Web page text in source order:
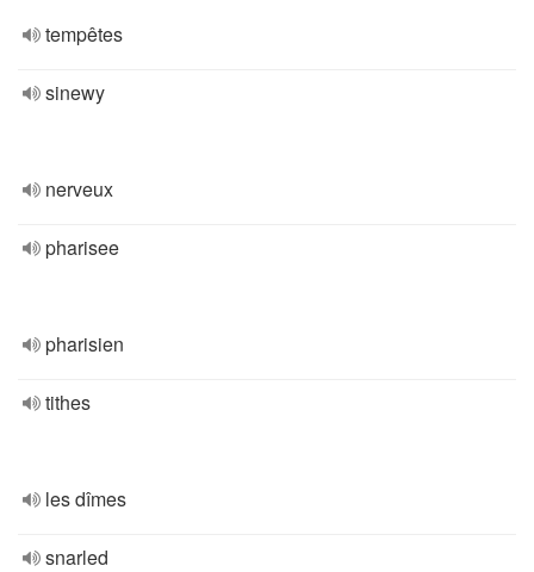
tempêtes
sinewy
nerveux
pharisee
pharisien
tithes
les dîmes
snarled